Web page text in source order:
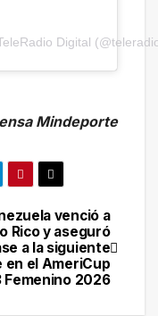
Digital
Mindeporte
venció a
Rico y aseguró
a la siguiente
en el AmeriCup
Femenino 2026